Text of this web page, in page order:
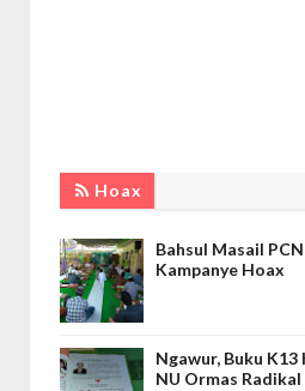
Hoax
Bahsul Masail
Kampanye Hoax
Ngawur, Buku K13
NU Ormas Radikal